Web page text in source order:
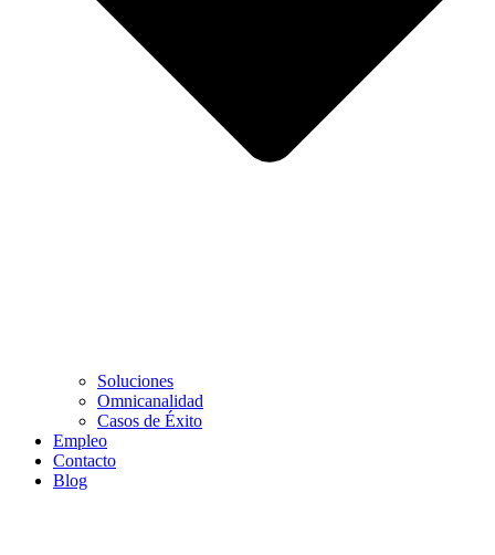
Soluciones
Omnicanalidad
Casos de Éxito
Empleo
Contacto
Blog